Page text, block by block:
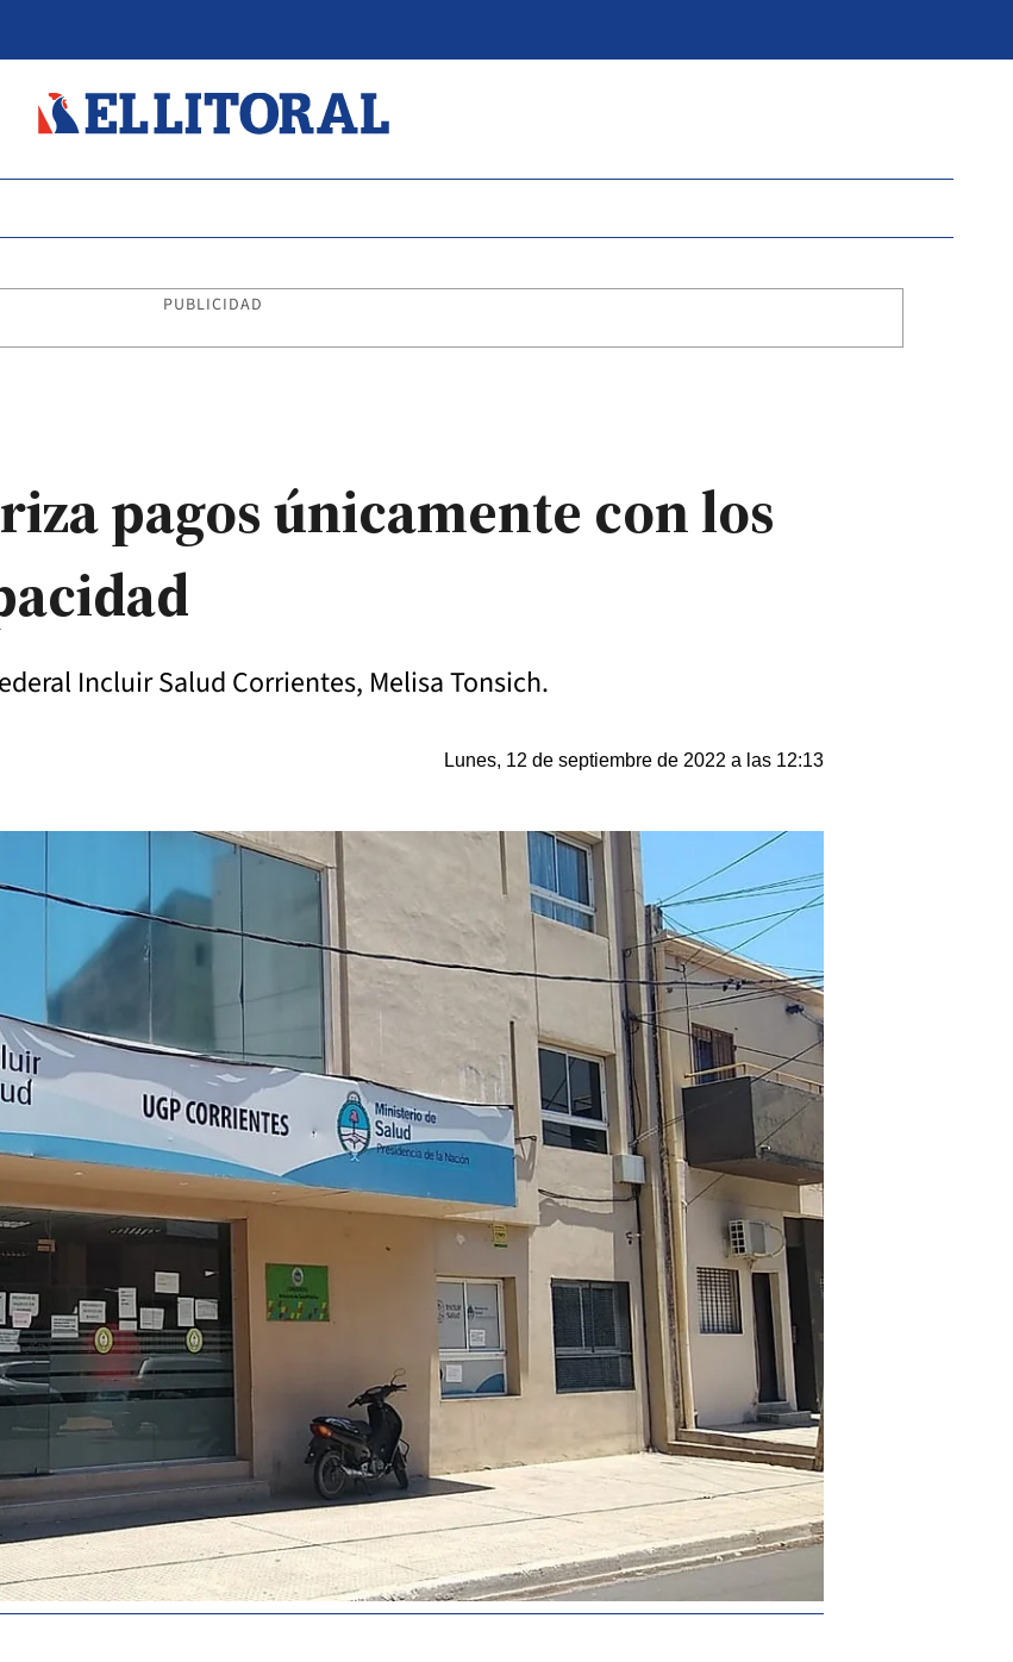
PUBLICIDAD
pagos únicamente con los
Incluir Salud Corrientes, Melisa Tonsich.
Lunes, 12 de septiembre de 2022 a las 12:13